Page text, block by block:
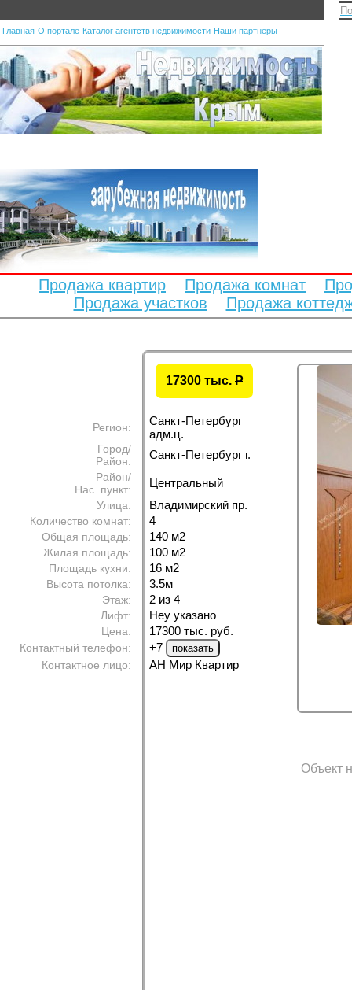
Главная О портале Каталог агентств недвижимости Наши партнёры
Продажа квартир Продажа комнат
Продажа участков
Продажа
17300 тыс. P
Регион:
Санкт-Петербург
адм.ц.
Город/
Район:
Санкт-Петербург г.
Район/
Нас. пункт:
Центральный
Улица: Владимирский пр.
Количество комнат: 4
Общая площадь: 140 м2
Жилая площадь: 100 м2
Площадь кухни: 16 м2
Высота потолка: 3.5м
Этаж: 2 из 4
Лифт: Неу указано
Цена: 17300 тыс. руб.
Контактный телефон: +7
Контактное лицо: АН Мир Квартир
Объект